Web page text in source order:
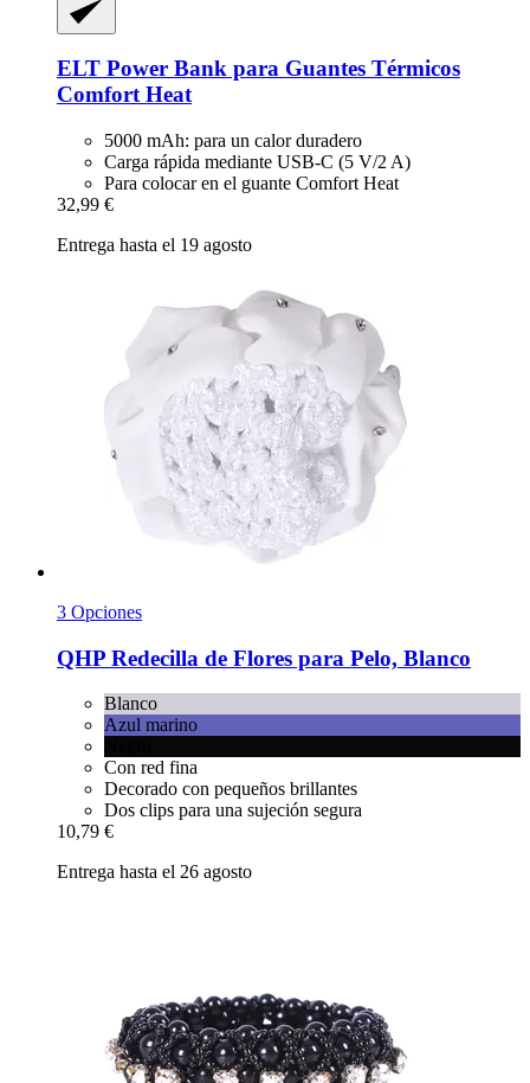
ELT Power Bank para Guantes Térmicos
Comfort Heat
5000 mAh: para un calor duradero
Carga rápida mediante USB-C (5 V/2 A)
Para colocar en el guante Comfort Heat
32,99 €
Entrega hasta el 19 agosto
3 Opciones
QHP Redecilla de Flores para Pelo, Blanco
Blanco
Azul marino
Con red fina
Decorado con pequeños brillantes
Dos clips para una sujeción segura
10,79 €
Entrega hasta el 26 agosto